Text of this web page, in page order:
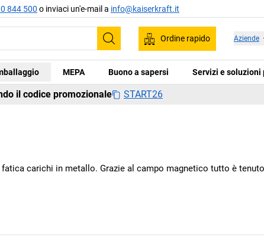
844 500 o inviaci un'e-mail a info@kaiserkraft.it
Cerca
Ordine rapido Aziende
MEPA Buono a sapersi Servizi e soluzioni
il codice promozionale START26
carichi in metallo. Grazie al campo magnetico tutto è